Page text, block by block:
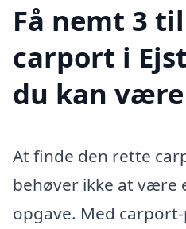
Få nemt 3
carport i
du kan
At finde den rette
behøver ikke at være
opgave. Med